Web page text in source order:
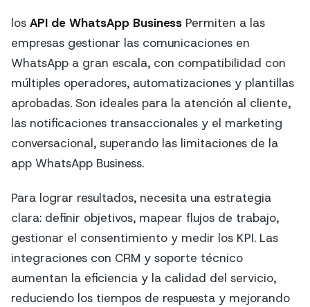
los API de WhatsApp Business Permiten a las
empresas gestionar las comunicaciones en
WhatsApp a gran escala, con compatibilidad con
múltiples operadores, automatizaciones y plantillas
aprobadas. Son ideales para la atención al cliente,
las notificaciones transaccionales y el marketing
conversacional, superando las limitaciones de la
app WhatsApp Business.
Para lograr resultados, necesita una estrategia
clara: definir objetivos, mapear flujos de trabajo,
gestionar el consentimiento y medir los KPI. Las
integraciones con CRM y soporte técnico
aumentan la eficiencia y la calidad del servicio,
reduciendo los tiempos de respuesta y mejorando